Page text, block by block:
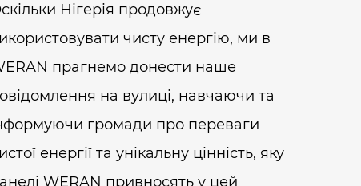
Нігерія продовжує
чисту енергію, ми в
прагнемо донести наше
на вулиці, навчаючи та
громади про переваги
енергії та унікальну цінність, яку
WERAN привносять у цей